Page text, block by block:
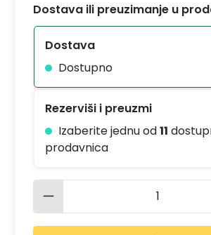
Dostava ili preuzimanje u
Dostava
Dostupno
Rezerviši i preuzmi
Izaberite jednu od11
prodavnica
Količina proizvoda: